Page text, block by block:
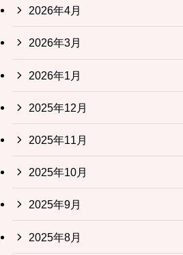
2026年4月
2026年3月
2026年1月
2025年12月
2025年11月
2025年10月
2025年9月
2025年8月